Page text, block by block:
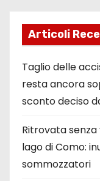
Articoli
Taglio delle
resta ancora
sconto deciso
Ritrovata
lago di Como:
sommozzatori